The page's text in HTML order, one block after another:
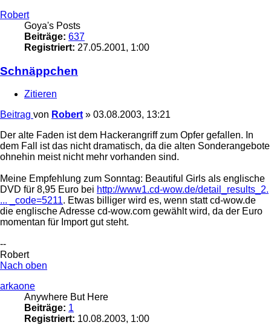
Robert
Goya's Posts
Beiträge: 637
Registriert: 27.05.2001, 1:00
Schnäppchen
Zitieren
Beitrag von Robert » 03.08.2003, 13:21
Der alte Faden ist dem Hackerangriff zum Opfer gefallen. In
dem Fall ist das nicht dramatisch, da die alten Sonderangebote
ohnehin meist nicht mehr vorhanden sind.
Meine Empfehlung zum Sonntag: Beautiful Girls als englische
DVD für 8,95 Euro bei http://www1.cd-wow.de/detail_results_2.
... _code=5211. Etwas billiger wird es, wenn statt cd-wow.de
die englische Adresse cd-wow.com gewählt wird, da der Euro
momentan für Import gut steht.
--
Robert
Nach oben
arkaone
Anywhere But Here
Beiträge: 1
Registriert: 10.08.2003, 1:00